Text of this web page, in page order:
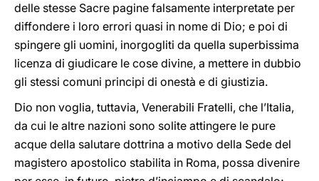
delle stesse Sacre pagine falsamente interpretate per
diffondere i loro errori quasi in nome di Dio; e poi di
spingere gli uomini, inorgogliti da quella superbissima
licenza di giudicare le cose divine, a mettere in dubbio
gli stessi comuni principi di onestà e di giustizia.
Dio non voglia, tuttavia, Venerabili Fratelli, che l’Italia,
da cui le altre nazioni sono solite attingere le pure
acque della salutare dottrina a motivo della Sede del
magistero apostolico stabilita in Roma, possa divenire